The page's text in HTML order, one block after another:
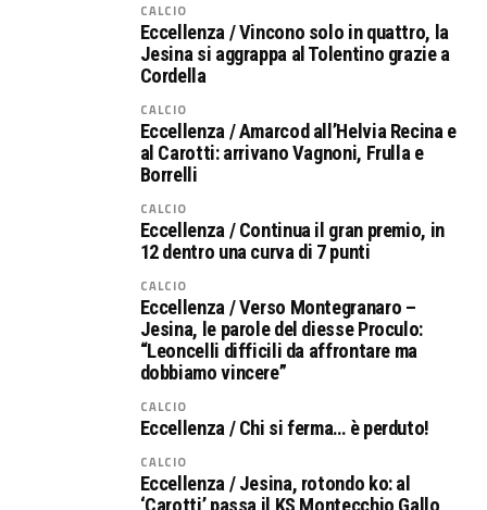
CALCIO
Eccellenza / Vincono solo in quattro, la
Jesina si aggrappa al Tolentino grazie a
Cordella
CALCIO
Eccellenza / Amarcod all’Helvia Recina e
al Carotti: arrivano Vagnoni, Frulla e
Borrelli
CALCIO
Eccellenza / Continua il gran premio, in
12 dentro una curva di 7 punti
CALCIO
Eccellenza / Verso Montegranaro –
Jesina, le parole del diesse Proculo:
“Leoncelli difficili da affrontare ma
dobbiamo vincere”
CALCIO
Eccellenza / Chi si ferma… è perduto!
CALCIO
Eccellenza / Jesina, rotondo ko: al
‘Carotti’ passa il KS Montecchio Gallo